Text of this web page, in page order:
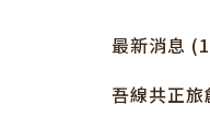
最新消息
吾線共正